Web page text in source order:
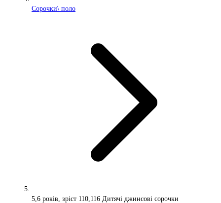
Сорочки\ поло
5,6 років, зріст 110,116 Дитячі джинсові сорочки